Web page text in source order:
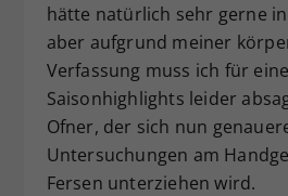
hätte natürlich sehr gerne
aber aufgrund meiner
Verfassung muss ich für
Saisonhighlights leider
Ofner, der sich nun
Untersuchungen am
Fersen unterziehen wird.